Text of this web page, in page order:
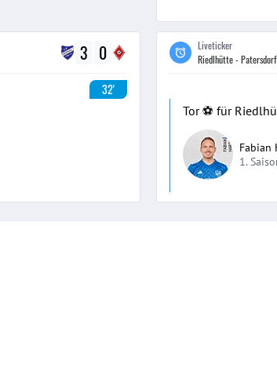
3 0
32'
Liveticker
Riedlhütte - Patersdorf
Tor ⚽️ für
Fabian
1.